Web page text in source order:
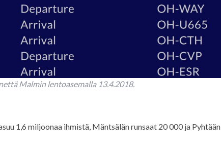
Malmin lentoasemalla 13.4.2018.
1,6 miljoonaa ihmistä, Mäntsälän runsaat 20 000 ja Pyhtään